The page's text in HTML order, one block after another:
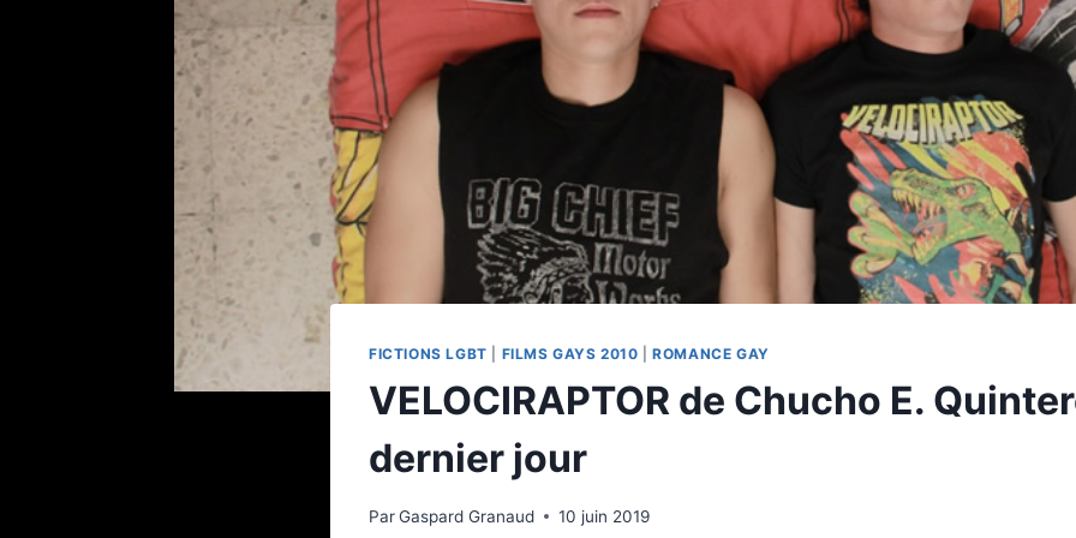
FICTIONS LGBT FILMS GAYS 2010 |ROMANCE GAY
VELOCIRAPTOR de Chucho E.
dernier jour
ParGaspard Granaud 10 juin 2019